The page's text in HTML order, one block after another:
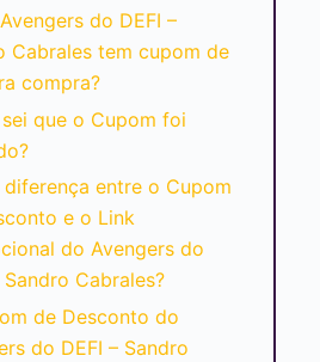
do DEFI –
Cabrales tem cupom de
compra?
que o Cupom foi
diferença entre o Cupom
e o Link
do Avengers do
Sandro Cabrales?
de Desconto do
do DEFI – Sandro